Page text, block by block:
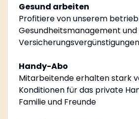
Gesund arbeiten
Profitiere von unserem
Gesundheitsmanagement
Versicherungsvergünstigungen
Handy-Abo
Mitarbeitende erhalten stark
Konditionen für das private
Familie und Freunde